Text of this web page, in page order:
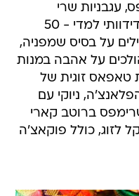
עגבניות שרי
מיובשות בתנור ואיולי במחיר ידידוותי למדי - 50
על בסיס שמפניה,
על אהבה במנות
טאפאס זוגית של
ניוקי עם
ברוטב קארי
לבבות ארטישוק. 120 שקל לזוג, כולל פוקאצ'ה